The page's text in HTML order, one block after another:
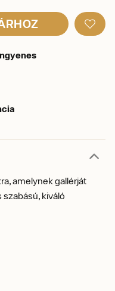
amelynek gallérját
kiváló